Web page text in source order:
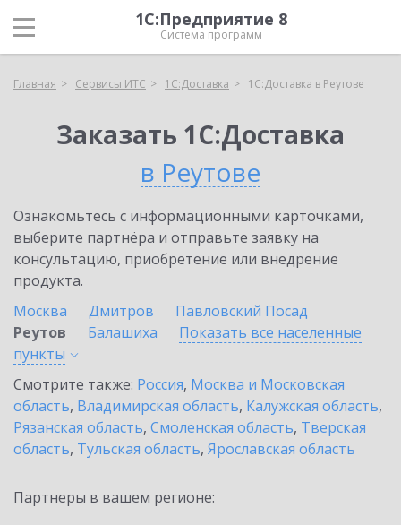
1С:Предприятие 8
Система программ
Главная Сервисы ИТС 1С:Доставка 1С:Доставка в Реутове
Заказать 1С:Доставка
в Реутове
Ознакомьтесь с информационными карточками,
выберите партнёра и отправьте заявку на
консультацию, приобретение или внедрение
продукта.
Москва
Дмитров
Павловский Посад
Реутов
Балашиха
Показать все населенные
пункты
Смотрите также: Россия, Москва и Московская
область, Владимирская область, Калужская область,
Рязанская область, Смоленская область, Тверская
область, Тульская область, Ярославская область
Партнеры в вашем регионе: